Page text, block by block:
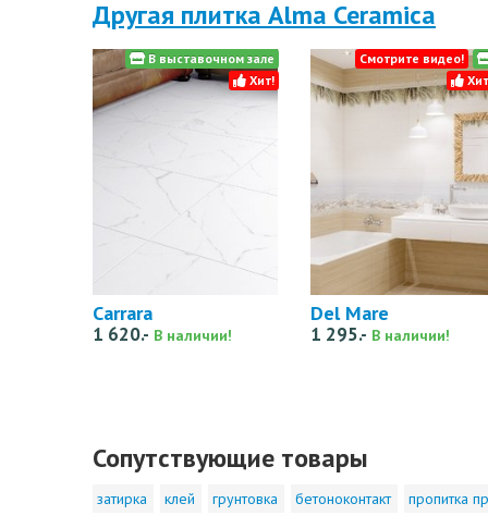
Другая плитка Alma Ceramica
Carrara
1 620.- В наличии!
В выставочном зале
Хит!
Del Mare
1 295.- В наличии!
Смотрите видео!
Сопутствующие товары
затирка клей грунтовка бетоноконтакт пропитка